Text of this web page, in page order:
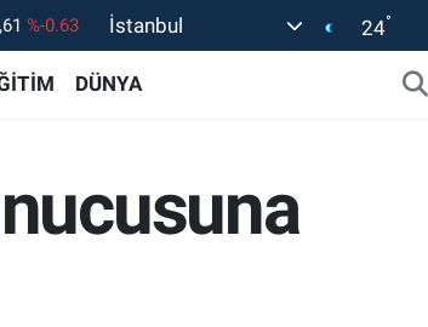
%0
%-0.08
İstanbul 24°
DÜNYA